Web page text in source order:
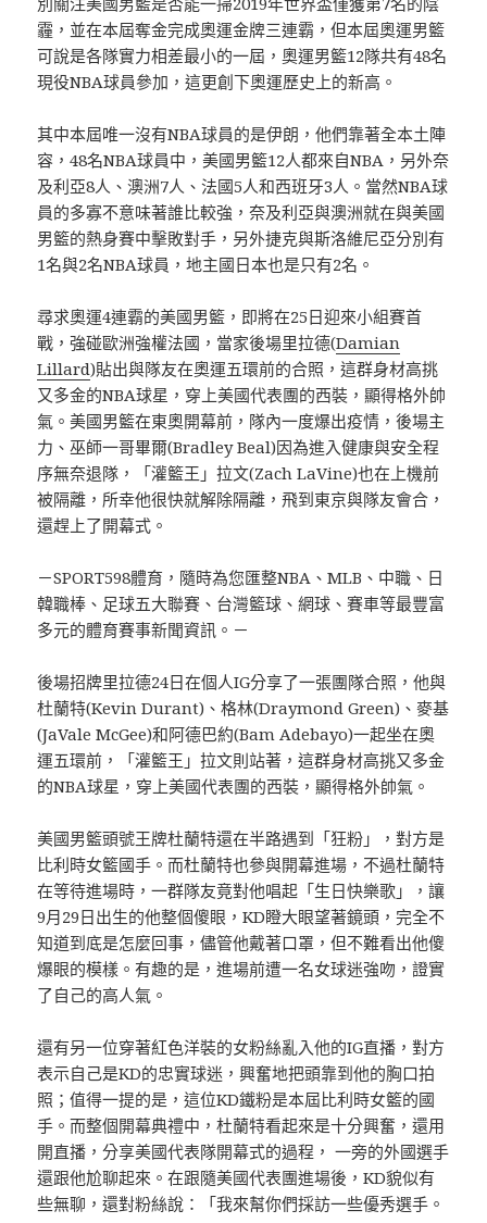
霾，並在本屆奪金完成奧運金牌三連霸，但本屆奧運男籃
可說是各隊實力相差最小的一屆，奧運男籃12隊共有48名
現役NBA球員參加，這更創下奧運歷史上的新高。
其中本屆唯一沒有NBA球員的是伊朗，他們靠著全本土陣
容，48名NBA球員中，美國男籃12人都來自NBA，另外奈
及利亞8人、澳洲7人、法國5人和西班牙3人。當然NBA球
員的多寡不意味著誰比較強，奈及利亞與澳洲就在與美國
男籃的熱身賽中擊敗對手，另外捷克與斯洛維尼亞分別有
1名與2名NBA球員，地主國日本也是只有2名。
尋求奧運4連霸的美國男籃，即將在25日迎來小組賽首
戰，強碰歐洲強權法國，當家後場里拉德(Damian
Lillard)貼出與隊友在奧運五環前的合照，這群身材高挑
又多金的NBA球星，穿上美國代表團的西裝，顯得格外帥
氣。美國男籃在東奧開幕前，隊內一度爆出疫情，後場主
力、巫師一哥畢爾(Bradley Beal)因為進入健康與安全程
序無奈退隊，「灌籃王」拉文(Zach LaVine)也在上機前
被隔離，所幸他很快就解除隔離，飛到東京與隊友會合，
還趕上了開幕式。
－SPORT598體育，隨時為您匯整NBA、MLB、中職、日
韓職棒、足球五大聯賽、台灣籃球、網球、賽車等最豐富
多元的體育賽事新聞資訊。－
後場招牌里拉德24日在個人IG分享了一張團隊合照，他與
杜蘭特(Kevin Durant)、格林(Draymond Green)、麥基
(JaVale McGee)和阿德巴約(Bam Adebayo)一起坐在奧
運五環前，「灌籃王」拉文則站著，這群身材高挑又多金
的NBA球星，穿上美國代表團的西裝，顯得格外帥氣。
美國男籃頭號王牌杜蘭特還在半路遇到「狂粉」，對方是
比利時女籃國手。而杜蘭特也參與開幕進場，不過杜蘭特
在等待進場時，一群隊友竟對他唱起「生日快樂歌」，讓
9月29日出生的他整個傻眼，KD瞪大眼望著鏡頭，完全不
知道到底是怎麼回事，儘管他戴著口罩，但不難看出他傻
爆眼的模樣。有趣的是，進場前遭一名女球迷強吻，證實
了自己的高人氣。
還有另一位穿著紅色洋裝的女粉絲亂入他的IG直播，對方
表示自己是KD的忠實球迷，興奮地把頭靠到他的胸口拍
照；值得一提的是，這位KD鐵粉是本屆比利時女籃的國
手。而整個開幕典禮中，杜蘭特看起來是十分興奮，還用
開直播，分享美國代表隊開幕式的過程， 一旁的外國選手
還跟他尬聊起來。在跟隨美國代表團進場後，KD貌似有
些無聊，還對粉絲說：「我來幫你們採訪一些優秀選手。